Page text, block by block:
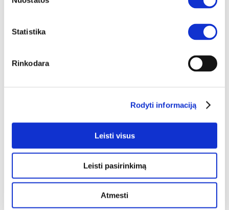
Statistika
Rinkodara
Rodyti informaciją
Leisti visus
Leisti pasirinkimą
Atmesti
NELLY komoda-indauja 3D (Dab Artisan)
Į krepšelį